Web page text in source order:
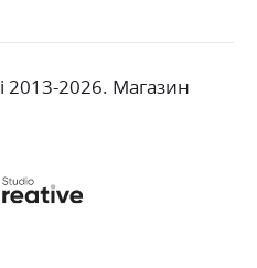
2013-2026. Магазин